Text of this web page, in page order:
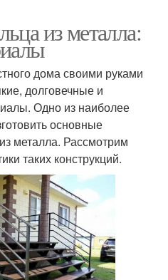
из металла:
дома своими руками
долговечные и
Одно из наиболее
основные
металла. Рассмотрим
таких конструкций.